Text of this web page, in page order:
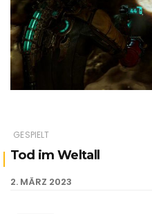
GESPIELT
Tod im Weltall
2. MÄRZ 2023